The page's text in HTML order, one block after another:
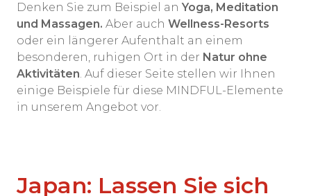
Denken Sie zum Beispiel an Yoga, Meditation
und Massagen. Aber auch Wellness-Resorts
oder ein längerer Aufenthalt an einem
besonderen, ruhigen Ort in der Natur ohne
Aktivitäten. Auf dieser Seite stellen wir Ihnen
einige Beispiele für diese MINDFUL-Elemente
in unserem Angebot vor.
Japan: Lassen Sie sich